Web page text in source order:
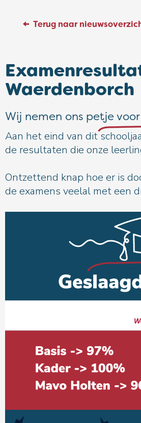
Terug naar
Waerdenborch
Wij nemen ons petje
Aan het eind van dit
de resultaten die onze
Ontzettend knap hoe er is
de examens veelal met een